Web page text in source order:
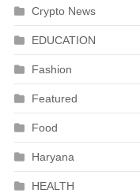
Crypto News
EDUCATION
Fashion
Featured
Food
Haryana
HEALTH